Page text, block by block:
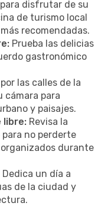
disfrutar de su
de turismo local
recomendadas.
Prueba las delicias
gastronómico
las calles de la
cámara para
y paisajes.
libre: Revisa la
no perderte
durante
Dedica un día a
de la ciudad y